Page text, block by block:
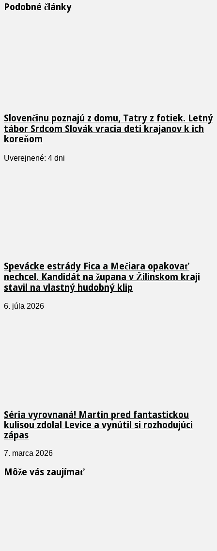
Podobné články
Slovenčinu poznajú z domu, Tatry z fotiek. Letný
tábor Srdcom Slovák vracia deti krajanov k ich
koreňom
Uverejnené: 4 dni
Spevácke estrády Fica a Mečiara opakovať
nechcel. Kandidát na župana v Žilinskom kraji
stavil na vlastný hudobný klip
6. júla 2026
Séria vyrovnaná! Martin pred fantastickou
kulisou zdolal Levice a vynútil si rozhodujúci
zápas
7. marca 2026
Môže vás zaujímať